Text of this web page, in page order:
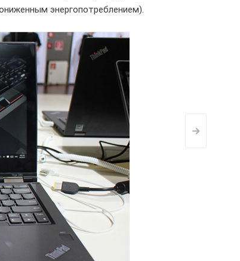
>
энергопотреблением).